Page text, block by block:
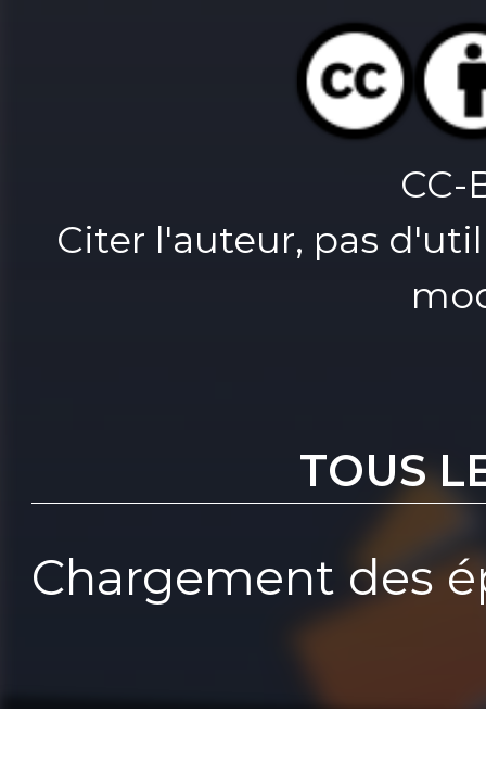
CC-
Citer l'auteur, pas
TOUS
Chargement des